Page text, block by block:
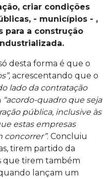
criar condições
- municípios - ,
para a construção
desta forma é que o
acrescentando que o
lado da contratação
“acordo-quadro que seja
pública, inclusive às
estas empresas
concorrer”. Concluiu
tirem partido da
que tirem também
lançam um